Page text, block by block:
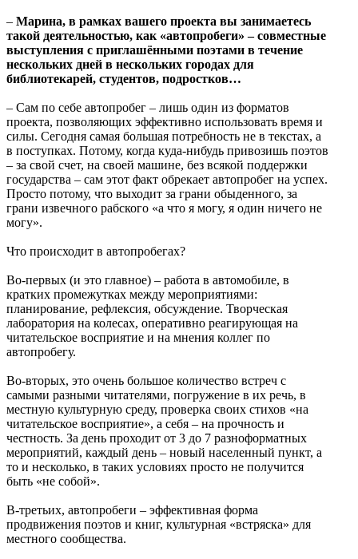
– Марина, в рамках вашего проекта вы занимаетесь
такой деятельностью, как «автопробеги» – совместные
выступления с приглашёнными поэтами в течение
нескольких дней в нескольких городах для
библиотекарей, студентов, подростков…
– Сам по себе автопробег – лишь один из форматов
проекта, позволяющих эффективно использовать время и
силы. Сегодня самая большая потребность не в текстах, а
в поступках. Потому, когда куда-нибудь привозишь поэтов
– за свой счет, на своей машине, без всякой поддержки
государства – сам этот факт обрекает автопробег на успех.
Просто потому, что выходит за грани обыденного, за
грани извечного рабского «а что я могу, я один ничего не
могу».
Что происходит в автопробегах?
Во-первых (и это главное) – работа в автомобиле, в
кратких промежутках между мероприятиями:
планирование, рефлексия, обсуждение. Творческая
лаборатория на колесах, оперативно реагирующая на
читательское восприятие и на мнения коллег по
автопробегу.
Во-вторых, это очень большое количество встреч с
самыми разными читателями, погружение в их речь, в
местную культурную среду, проверка своих стихов «на
читательское восприятие», а себя – на прочность и
честность. За день проходит от 3 до 7 разноформатных
мероприятий, каждый день – новый населенный пункт, а
то и несколько, в таких условиях просто не получится
быть «не собой».
В-третьих, автопробеги – эффективная форма
продвижения поэтов и книг, культурная «встряска» для
местного сообщества.